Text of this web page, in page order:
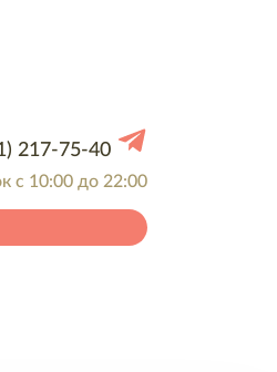
217-75-40
с 10:00 до 22:00